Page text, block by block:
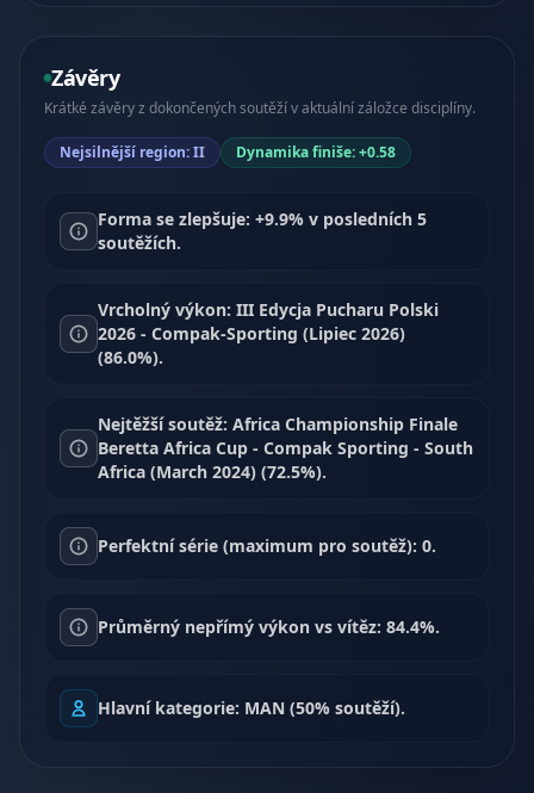
Závěry
Krátké závěry z dokončených soutěží v aktuální záložce disciplíny.
Nejsilnější region: II Dynamika finiše: +0.58
Forma se zlepšuje: +9.9% v posledních 5
soutěžích.
Vrcholný výkon: III Edycja Pucharu Polski
2026 - Compak-Sporting (Lipiec 2026)
(86.0%).
Nejtěžší soutěž: Africa Championship Finale
Beretta Africa Cup - Compak Sporting - South
Africa (March 2024) (72.5%).
Perfektní série (maximum pro soutěž): 0.
Průměrný nepřímý výkon vs vítěz: 84.4%.
Hlavní kategorie: MAN (50% soutěží).